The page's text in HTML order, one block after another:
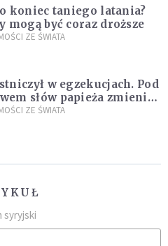
koniec taniego latania?
mogą być coraz droższe
ZE ŚWIATA
w egzekucjach. Pod
słów papieża zmienił
ZE ŚWIATA
syryjski